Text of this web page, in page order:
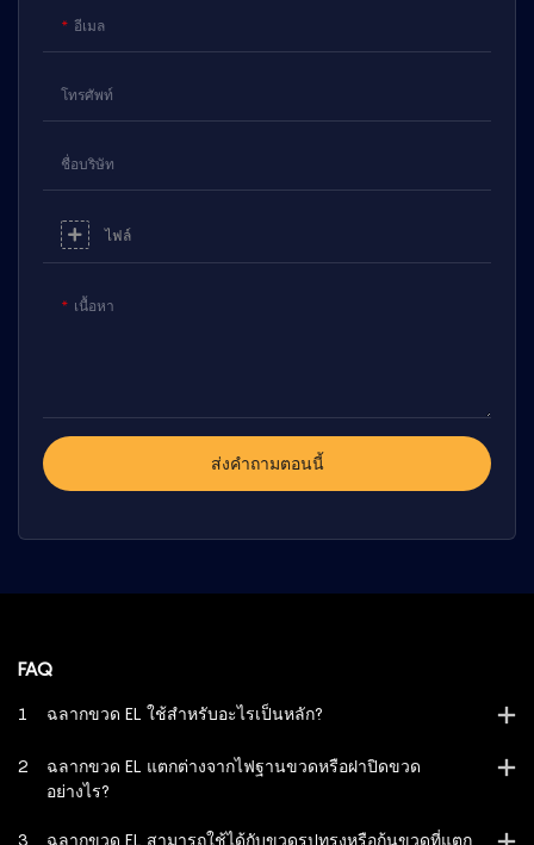
อีเมล
โทรศัพท์
ชื่อบริษัท
ไฟล์
เนื้อหา
ส่งคำถามตอนนี้
FAQ
1 ฉลากขวด EL ใช้สำหรับอะไรเป็นหลัก?
2
ฉลากขวด EL แตกต่างจากไฟฐานขวดหรือฝาปิดขวด
อย่างไร?
3 ฉลากขวด EL สามารถใช้ได้กับขวดรูปทรงหรือก้นขวดที่แตก